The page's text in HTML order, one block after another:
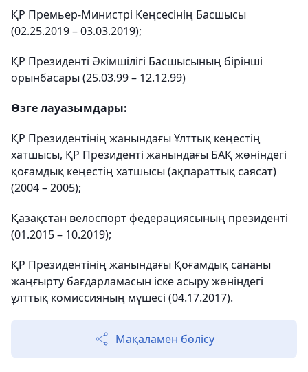
ҚР Премьер-Министрі Кеңсесінің Басшысы
(02.25.2019 – 03.03.2019);
ҚР Президенті Әкімшілігі Басшысының бірінші
орынбасары (25.03.99 – 12.12.99)
Өзге лауазымдары:
ҚР Президентінің жанындағы Ұлттық кеңестің
хатшысы, ҚР Президенті жанындағы БАҚ жөніндегі
қоғамдық кеңестің хатшысы (ақпараттық саясат)
(2004 – 2005);
Қазақстан велоспорт федерациясының президенті
(01.2015 – 10.2019);
ҚР Президентінің жанындағы Қоғамдық сананы
жаңғырту бағдарламасын іске асыру жөніндегі
ұлттық комиссияның мүшесі (04.17.2017).
Мақаламен бөлісу